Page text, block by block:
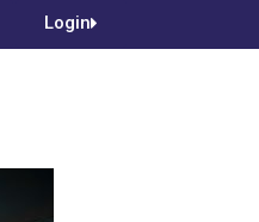
Login